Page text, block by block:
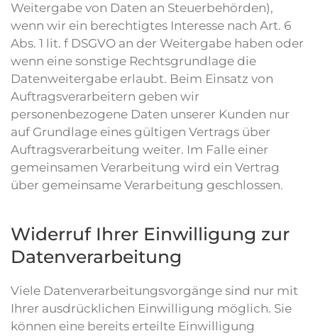
Weitergabe von Daten an Steuerbehörden),
wenn wir ein berechtigtes Interesse nach Art. 6
Abs. 1 lit. f DSGVO an der Weitergabe haben oder
wenn eine sonstige Rechtsgrundlage die
Datenweitergabe erlaubt. Beim Einsatz von
Auftragsverarbeitern geben wir
personenbezogene Daten unserer Kunden nur
auf Grundlage eines gültigen Vertrags über
Auftragsverarbeitung weiter. Im Falle einer
gemeinsamen Verarbeitung wird ein Vertrag
über gemeinsame Verarbeitung geschlossen.
Widerruf Ihrer Einwilligung zur
Datenverarbeitung
Viele Datenverarbeitungsvorgänge sind nur mit
Ihrer ausdrücklichen Einwilligung möglich. Sie
können eine bereits erteilte Einwilligung